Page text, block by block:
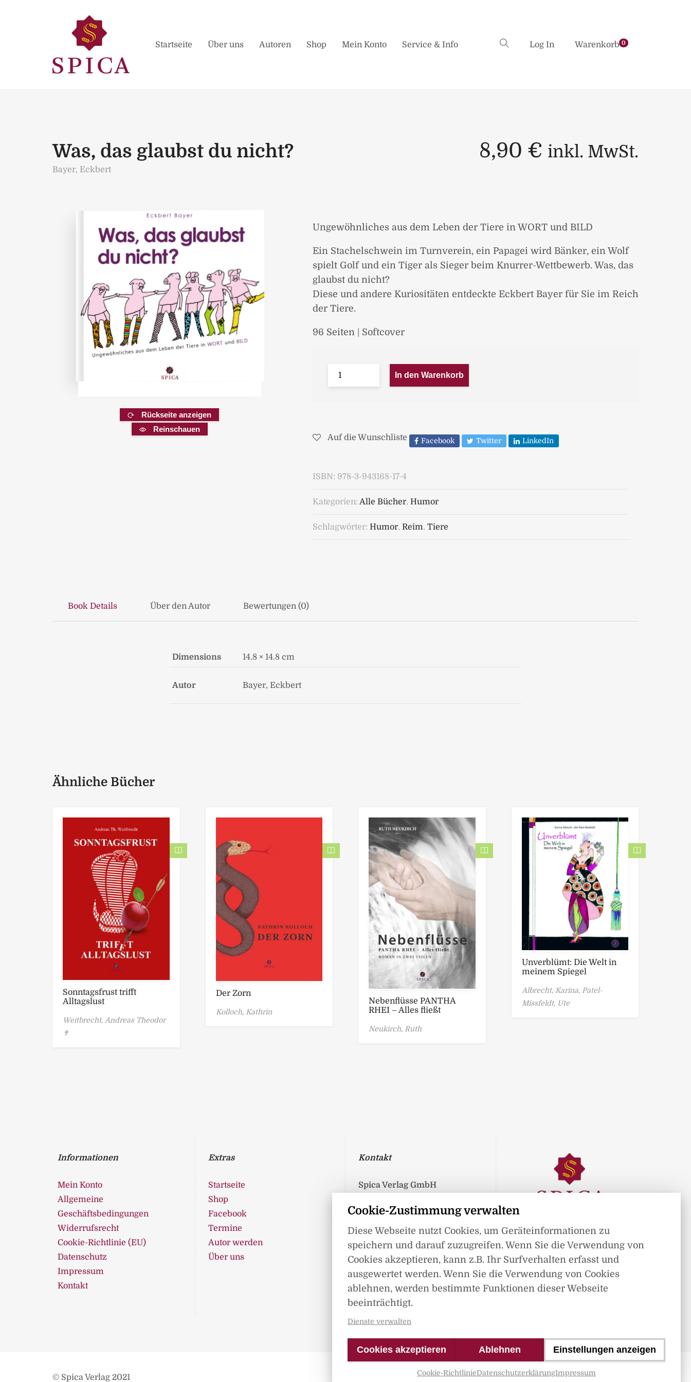
Cookie-Zustimmung verwalten
Diese Webseite nutzt Cookies, um Geräteinformationen zu
speichern und darauf zuzugreifen. Wenn Sie die Verwendung von
Cookies akzeptieren, kann z.B. Ihr Surfverhalten erfasst und
ausgewertet werden. Wenn Sie die Verwendung von Cookies
ablehnen, werden bestimmte Funktionen dieser Webseite
beeinträchtigt.
Dienste verwalten
Cookies akzeptieren Ablehnen Einstellungen anzeigen
Cookie-RichtlinieDatenschutzerklärungImpressum
Startseite Über uns Autoren Shop Mein Konto Service & Info Log In Warenkorb0
Was, das glaubst du nicht?
Bayer, Eckbert
8,90 € inkl. MwSt.
Rückseite anzeigen
Reinschauen
Ungewöhnliches aus dem Leben der Tiere in WORT und BILD
Ein Stachelschwein im Turnverein, ein Papagei wird Bänker, ein Wolf
spielt Golf und ein Tiger als Sieger beim Knurrer-Wettbewerb. Was, das
glaubst du nicht?
Diese und andere Kuriositäten entdeckte Eckbert Bayer für Sie im Reich
der Tiere.
96 Seiten | Softcover
In den Warenkorb
Auf die Wunschliste Facebook Twitter LinkedIn
ISBN: 978-3-943168-17-4
Kategorien: Alle Bücher, Humor
Schlagwörter: Humor, Reim, Tiere
Book Details Über den Autor Bewertungen (0)
Dimensions 14.8 × 14.8 cm
Autor Bayer, Eckbert
Ähnliche Bücher
Sonntagsfrust trifft
Alltagslust
Weitbrecht, Andreas Theodor
✝
Der Zorn
Kolloch, Kathrin
Nebenflüsse PANTHA
RHEI – Alles fließt
Neukirch, Ruth
Unverblümt: Die Welt in
meinem Spiegel
Albrecht, Karina, Patel-
Missfeldt, Ute
Informationen
Mein Konto
Allgemeine
Geschäftsbedingungen
Widerrufsrecht
Cookie-Richtlinie (EU)
Datenschutz
Impressum
Kontakt
Extras
Startseite
Shop
Facebook
Termine
Autor werden
Über uns
Kontakt
Spica Verlag GmbH
17237 Blumenholz
Telefon: 0395 362 99 360
Telefax: 0395 362 993 89
info@spica-verlag.de
Mitglied im
© Spica Verlag 2021